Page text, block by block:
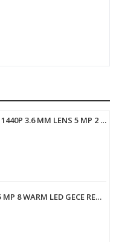
ARNA 10 KAMERALI 1440P 3.6 MM LENS 5 MP 2 TB 7/24 HDD DAHİL DOME GÜVENLİK KAMERASI SETİ - ST51021
ARNA 6 KAMERALI 5 MP 8 WARM LED GECE RENKLİ SU GEÇİRMEZ AHD GÜVENLİK SETİ 500 GB HDD DAHİL- ST-500568W